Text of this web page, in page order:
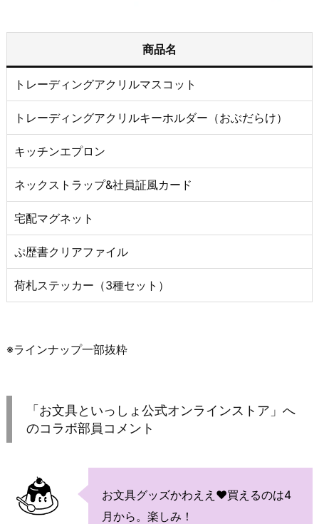
商品名
トレーディングアクリルマスコット
トレーディングアクリルキーホルダー（おぶだらけ）
キッチンエプロン
ネックストラップ&社員証風カード
宅配マグネット
ぷ歴書クリアファイル
荷札ステッカー（3種セット）
※ラインナップ一部抜粋
「お文具といっしょ公式オンラインストア」へ
のコラボ部員コメント
お文具グッズかわええ♥買えるのは4
月から。楽しみ！